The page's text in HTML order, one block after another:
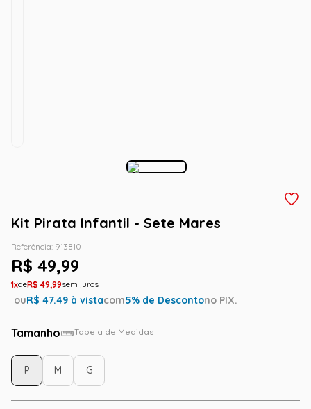
Kit Pirata Infantil - Sete Mares
Referência: 913810
R$ 49,99
1 R$ 49,99
ouR$ 47.49 à vistacom5% de Descontono PIX.
Tamanho Tabela de Medidas
P M G